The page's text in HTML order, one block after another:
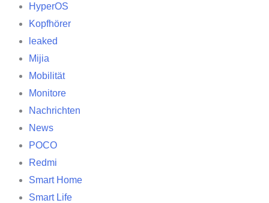
HyperOS
Kopfhörer
leaked
Mijia
Mobilität
Monitore
Nachrichten
News
POCO
Redmi
Smart Home
Smart Life